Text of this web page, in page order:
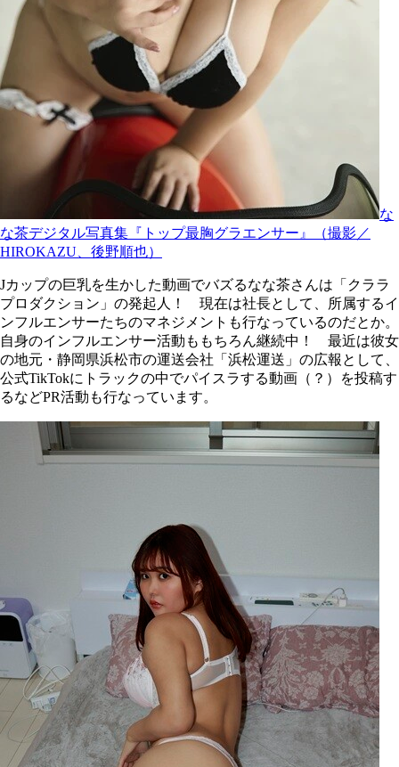
な
な茶デジタル写真集『トップ最胸グラエンサー』（撮影／
HIROKAZU、後野順也）
Jカップの巨乳を生かした動画でバズるなな茶さんは「クララ
プロダクション」の発起人！ 現在は社長として、所属するイ
ンフルエンサーたちのマネジメントも行なっているのだとか。
自身のインフルエンサー活動ももちろん継続中！ 最近は彼女
の地元・静岡県浜松市の運送会社「浜松運送」の広報として、
公式TikTokにトラックの中でパイスラする動画（？）を投稿す
るなどPR活動も行なっています。